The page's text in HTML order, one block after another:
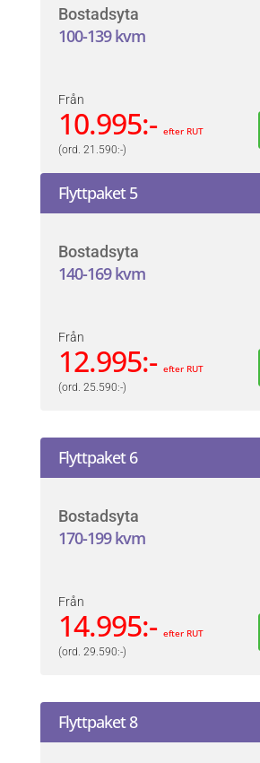
Bostadsyta
100-139 kvm
Från
10.995:- efter RUT
(ord. 21.590:-)
Flyttpaket 5
Bostadsyta
140-169 kvm
Från
12.995:- efter RUT
(ord. 25.590:-)
Flyttpaket 6
Bostadsyta
170-199 kvm
Från
14.995:- efter RUT
(ord. 29.590:-)
Flyttpaket 8